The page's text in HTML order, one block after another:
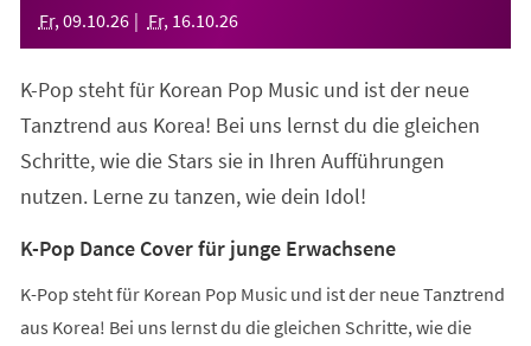
Fr, 09.10.26 Fr, 16.10.26
K-Pop steht für Korean Pop Music und ist der neue
Tanztrend aus Korea! Bei uns lernst du die gleichen
Schritte, wie die Stars sie in Ihren Aufführungen
nutzen. Lerne zu tanzen, wie dein Idol!
K-Pop Dance Cover für junge Erwachsene
K-Pop steht für Korean Pop Music und ist der neue Tanztrend
aus Korea! Bei uns lernst du die gleichen Schritte, wie die